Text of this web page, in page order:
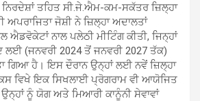
ਤਹਿਤ ਸੀ.ਜੇ.ਐਮ-ਕਮ-ਸਕੱਤਰ ਜ਼ਿਲ੍ਹਾ
ਅਪਰਾਜਿਤਾ ਜੋਸ਼ੀ ਨੇ ਜ਼ਿਲ੍ਹਾ ਅਦਾਲਤਾਂ
ਨਾਲ ਪਲੇਠੀ ਮੀਟਿੰਗ ਕੀਤੀ, ਜਿਨ੍ਹਾਂ
ਲਈ (ਜਨਵਰੀ 2024 ਤੋਂ ਜਨਵਰੀ 2027 ਤੱਕ)
ਗਿਆ ਹੈ। ਇਸ ਦੌਰਾਨ ਉਨ੍ਹਾਂ ਲਈ ਨਵੇਂ ਜ਼ਿਲ੍ਹਾ
ਵਿਖੇ ਇਕ ਸਿਖਲਾਈ ਪ੍ਰੋਗਰਾਮ ਵੀ ਆਯੋਜਿਤ
ਨੂੰ ਯੋਗ ਅਤੇ ਮਿਆਰੀ ਕਾਨੂੰਨੀ ਸੇਵਾਵਾਂ